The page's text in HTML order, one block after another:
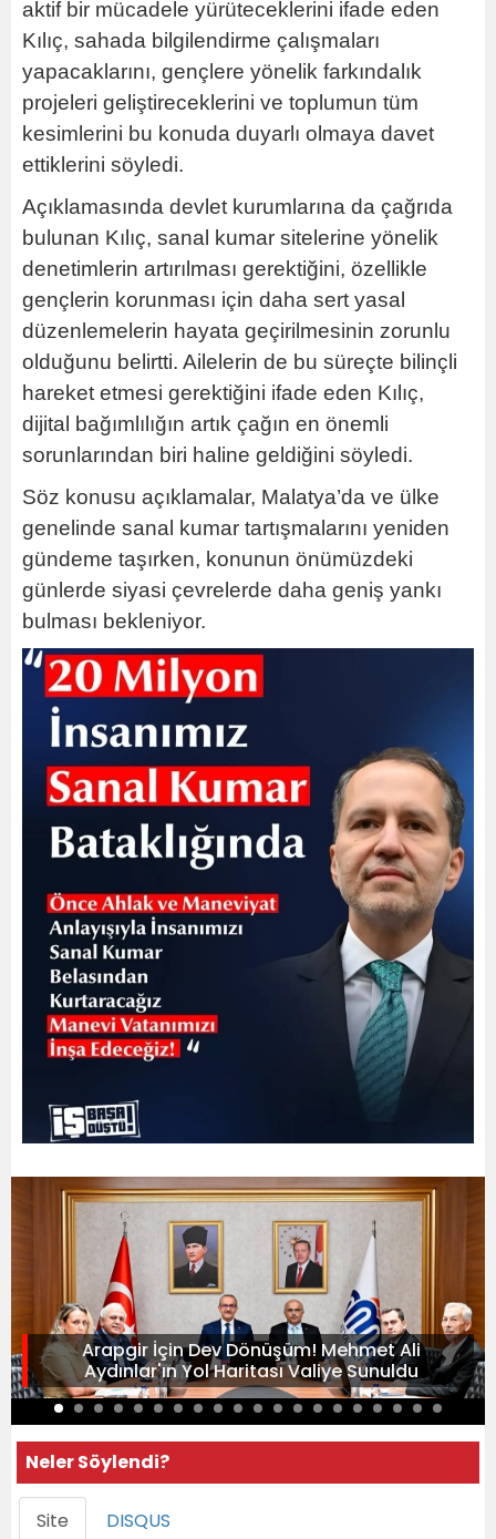
aktif bir mücadele yürüteceklerini ifade eden
Kılıç, sahada bilgilendirme çalışmaları
yapacaklarını, gençlere yönelik farkındalık
projeleri geliştireceklerini ve toplumun tüm
kesimlerini bu konuda duyarlı olmaya davet
ettiklerini söyledi.
Açıklamasında devlet kurumlarına da çağrıda
bulunan Kılıç, sanal kumar sitelerine yönelik
denetimlerin artırılması gerektiğini, özellikle
gençlerin korunması için daha sert yasal
düzenlemelerin hayata geçirilmesinin zorunlu
olduğunu belirtti. Ailelerin de bu süreçte bilinçli
hareket etmesi gerektiğini ifade eden Kılıç,
dijital bağımlılığın artık çağın en önemli
sorunlarından biri haline geldiğini söyledi.
Söz konusu açıklamalar, Malatya’da ve ülke
genelinde sanal kumar tartışmalarını yeniden
gündeme taşırken, konunun önümüzdeki
günlerde siyasi çevrelerde daha geniş yankı
bulması bekleniyor.
Arapgir İçin Dev Dönüşüm! Mehmet Ali
Aydınlar'ın Yol Haritası Valiye Sunuldu
Neler Söylendi?
Site DISQUS